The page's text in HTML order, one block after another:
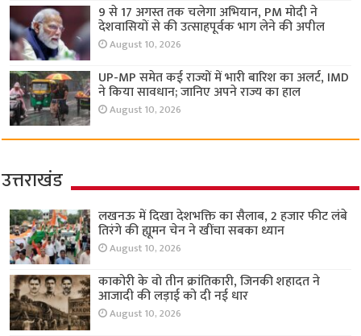
9 से 17 अगस्त तक चलेगा अभियान, PM मोदी ने
देशवासियों से की उत्साहपूर्वक भाग लेने की अपील
August 10, 2026
UP-MP समेत कई राज्यों में भारी बारिश का अलर्ट, IMD
ने किया सावधान; जानिए अपने राज्य का हाल
August 10, 2026
उत्तराखंड
लखनऊ में दिखा देशभक्ति का सैलाब, 2 हजार फीट लंबे
तिरंगे की ह्यूमन चेन ने खींचा सबका ध्यान
August 10, 2026
काकोरी के वो तीन क्रांतिकारी, जिनकी शहादत ने
आजादी की लड़ाई को दी नई धार
August 10, 2026